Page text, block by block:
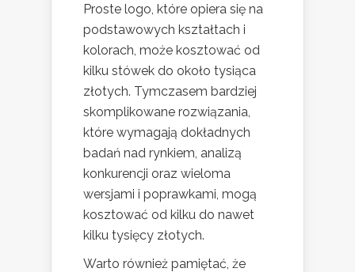
Proste logo, które opiera się na
podstawowych kształtach i
kolorach, może kosztować od
kilku stówek do około tysiąca
złotych. Tymczasem bardziej
skomplikowane rozwiązania,
które wymagają dokładnych
badań nad rynkiem, analizą
konkurencji oraz wieloma
wersjami i poprawkami, mogą
kosztować od kilku do nawet
kilku tysięcy złotych.
Warto również pamiętać, że